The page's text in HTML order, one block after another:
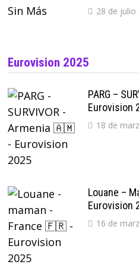
28 de julio
Eurovision 2025
PARG –
Eurovision
18 de
Louane –
Eurovision
16 de